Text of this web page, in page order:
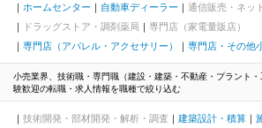
ホームセンター
自動車ディーラー
通信販売・ネッ
ドラッグストア・調剤薬局
専門店（家電量販店）
専門店（アパレル・アクセサリー）
専門店・その他
小売業界、技術職・専門職（建設・建築・不動産・プラント
験歓迎の転職・求人情報を職種で絞り込む
技術開発・部材開発・解析・調査 建築設計・積算